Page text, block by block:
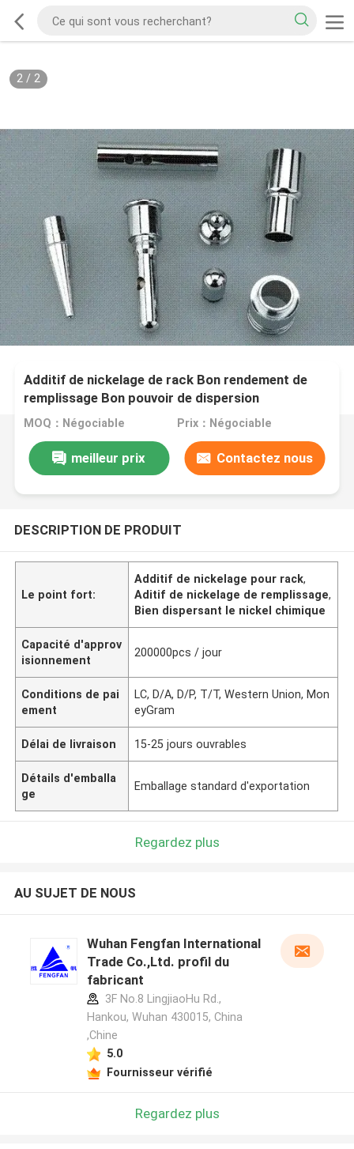
2/ 2
Additif de nickelage de rack Bon rendement de
remplissage Bon pouvoir de dispersion
MOQ：Négociable Prix：Négociable
meilleur prix Contactez nous
DESCRIPTION DE PRODUIT
Le point fort:
Additif de nickelage pour rack,
Aditif de nickelage de remplissage,
Bien dispersant le nickel chimique
Capacité d'approv
isionnement
200000pcs / jour
Conditions de pai
ement
LC, D/A, D/P, T/T, Western Union, Mon
eyGram
Délai de livraison 15-25 jours ouvrables
Détails d'emballa
ge
Emballage standard d'exportation
Regardez plus
AU SUJET DE NOUS
Wuhan Fengfan International
Trade Co.,Ltd. profil du
fabricant
3F No.8 LingjiaoHu Rd.,
Hankou, Wuhan 430015, China
,Chine
5.0
Fournisseur vérifié
Regardez plus